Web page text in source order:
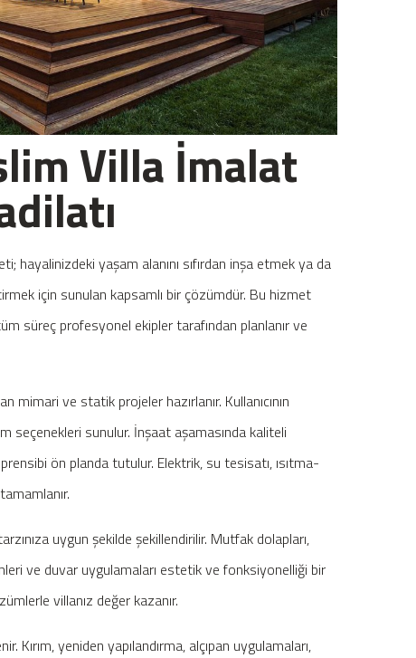
Villa İmalat
yaşam alanını sıfırdan inşa etmek ya da
için sunulan kapsamlı bir çözümdür. Bu hizmet
süreç profesyonel ekipler tarafından planlanır ve
mimari ve statik projeler hazırlanır. Kullanıcının
seçenekleri sunulur. İnşaat aşamasında kaliteli
ön planda tutulur. Elektrik, su tesisatı, ısıtma-
uygun şekilde şekillendirilir. Mutfak dolapları,
ve duvar uygulamaları estetik ve fonksiyonelliği bir
villanız değer kazanır.
yeniden yapılandırma, alçıpan uygulamaları,